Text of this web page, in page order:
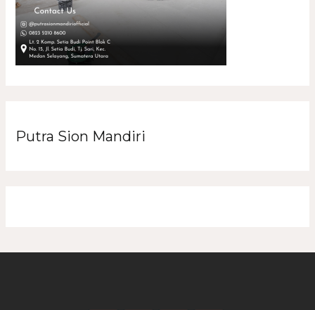
Putra Sion Mandiri